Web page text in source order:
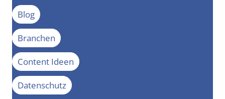
Blog
Branchen
Content Ideen
Datenschutz